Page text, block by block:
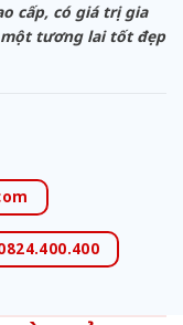
cấp, có giá trị gia
tương lai tốt đẹp